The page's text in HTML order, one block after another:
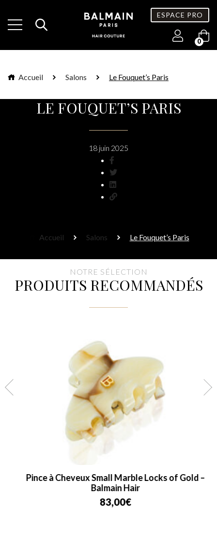
ESPACE PRO
0
Accueil Salons Le Fouquet’s Paris
LE FOUQUET’S PARIS
18 juin 2025
Accueil Salons Le Fouquet’s Paris
NOTRE SÉLECTION
PRODUITS RECOMMANDÉS
Pince à Cheveux Small Marble Locks of Gold –
Balmain Hair
83,00€